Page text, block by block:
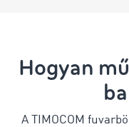
Hogyan
A TIMOCOM